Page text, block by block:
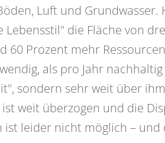
Luft und
die Fläche von
60 Prozent mehr
als pro Jahr
sondern sehr weit über
weit überzogen und die
ist leider nicht möglich –